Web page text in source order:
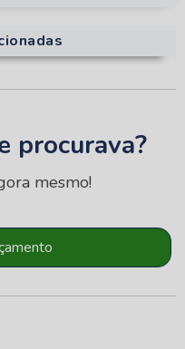
procurava?
mesmo!